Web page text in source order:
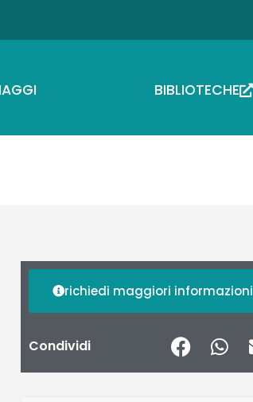
BIBLIOTECHE
richiedi maggiori informazioni
Condividi